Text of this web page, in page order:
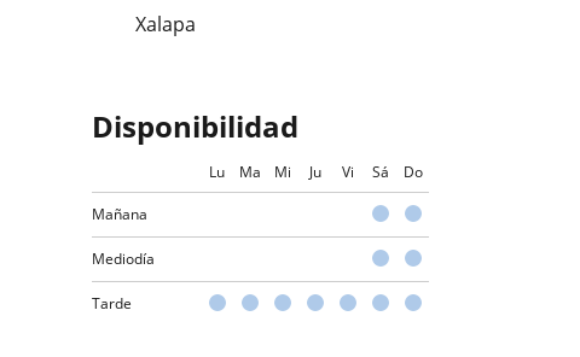
Xalapa
Disponibilidad
Lu Ma Mi Ju Vi Sá Do
Mañana
Mediodía
Tarde